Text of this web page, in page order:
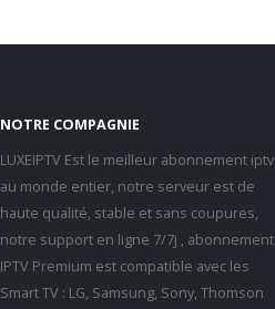
NOTRE COMPAGNIE
LUXEIPTV Est le meilleur abonnement iptv
au monde entier, notre serveur est de
haute qualité, stable et sans coupures,
notre support en ligne 7/7j , abonnement
IPTV Premium est compatible avec les
Smart TV : LG, Samsung, Sony, Thomson